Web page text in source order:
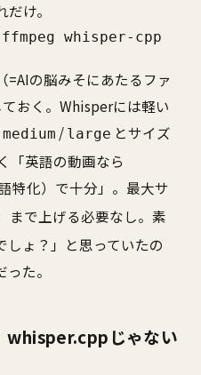
け。
whisper-cpp
=AIの脳みそにあたるファ
おく。Whisperには軽い
medium / large とサイズ
「英語の動画なら
語特化）で十分」。最大サ
まで上げる必要なし。素
しょ？」と思っていたの
た。
whisper.cppじゃない